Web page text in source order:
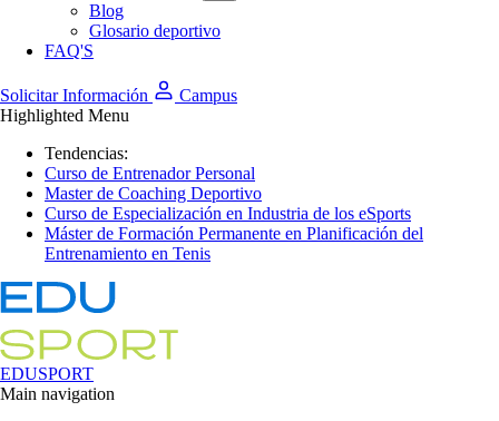
Blog
Glosario deportivo
FAQ'S
Solicitar Información
Campus
Highlighted Menu
Tendencias:
Curso de Entrenador Personal
Master de Coaching Deportivo
Curso de Especialización en Industria de los eSports
Máster de Formación Permanente en Planificación del
Entrenamiento en Tenis
EDUSPORT
Main navigation